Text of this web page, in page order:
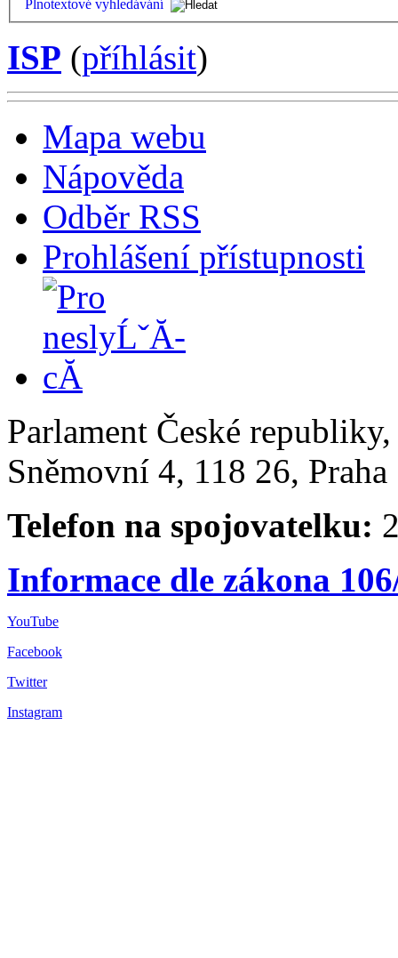
Plnotextové vyhledávání
ISP (příhlásit)
Mapa webu
Nápověda
Odběr RSS
Prohlášení přístupnosti
Parlament České
Sněmovní 4, 118 26,
Telefon na spojovatelku:
Informace dle zákona
YouTube
Facebook
Twitter
Instagram